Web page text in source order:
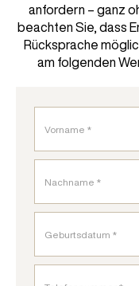
anfordern – ganz
beachten Sie, dass
Rücksprache
am folgenden